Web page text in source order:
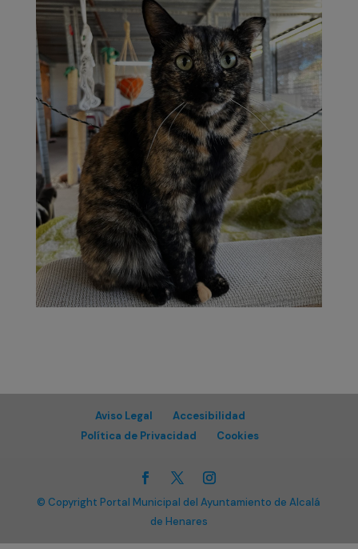
Aviso Legal
Accesibilidad
Política de Privacidad
Cookies
© Copyright Portal Municipal del Ayuntamiento de Alcalá
de Henares